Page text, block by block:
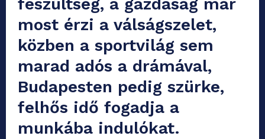
feszültség, a gazdaság már
most érzi a válságszelet,
közben a sportvilág sem
marad adós a drámával,
Budapesten pedig szürke,
felhős idő fogadja a
munkába indulókat.